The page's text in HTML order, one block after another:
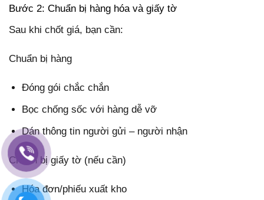
Bước 2: Chuẩn bị hàng hóa và giấy tờ
Sau khi chốt giá, bạn cần:
Chuẩn bị hàng
Đóng gói chắc chắn
Bọc chống sốc với hàng dễ vỡ
Dán thông tin người gửi – người nhận
Chuẩn bị giấy tờ (nếu cần)
Hóa đơn/phiếu xuất kho